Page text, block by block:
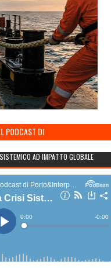
PODCAST DI
AD IMPATTO GLOBALE